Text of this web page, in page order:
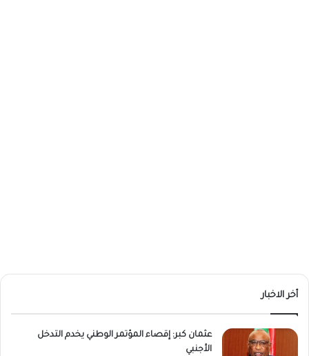
أخر الاخبار
عثمان كبر: إقصاء المؤتمر الوطني يخدم التدخل
الأجنبي